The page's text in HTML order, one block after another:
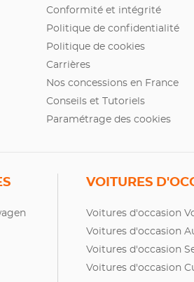
Conformité et intégrité
Politique de confidentialité
Politique de cookies
Carrières
Nos concessions en France
Conseils et Tutoriels
Paramétrage des cookies
VOITURES
Voitures d'occasion
Voitures d'occasion
Voitures d'occasion
Voitures d'occasion